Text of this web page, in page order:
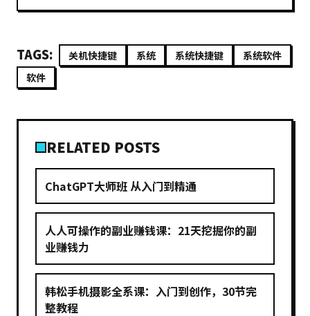
TAGS: 关机快捷键 系统 系统快捷键
系统软件
软件
RELATED POSTS
ChatGPT大师班 从入门到精通
人人可操作的副业赚钱课：21天挖掘你的副
业赚钱力
韩松手机摄影全系课：入门到创作，30节完
整教程